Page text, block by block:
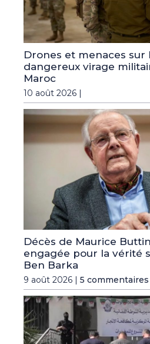
Drones et menaces sur
dangereux virage
Maroc
10 août 2026 |
Décès de Maurice
engagée pour la vérité
Ben Barka
9 août 2026 | 5 commentaires